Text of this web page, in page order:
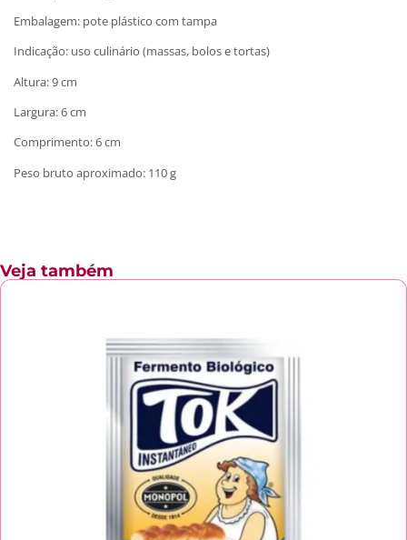
Embalagem: pote plástico com tampa
Indicação: uso culinário (massas, bolos e tortas)
Altura: 9 cm
Largura: 6 cm
Comprimento: 6 cm
Peso bruto aproximado: 110 g
Veja também